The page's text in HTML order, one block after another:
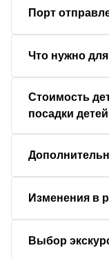
Порт
Что нужно
Стоимость
посадки
Изменения в
Выбор